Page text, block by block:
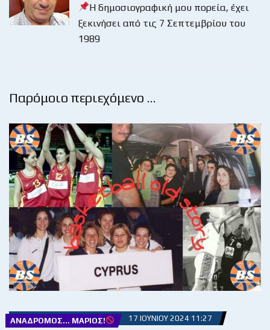
Η δημοσιογραφική μου πορεία, έχει
ξεκινήσει από τις 7 Σεπτεμβρίου του
1989
Παρόμοιο περιεχόμενο …
ΑΝΆΔΡΟΜΟΣ... ΜΆΡΙΟΣ! 17 ΙΟΥΝΊΟΥ 2024 11:27